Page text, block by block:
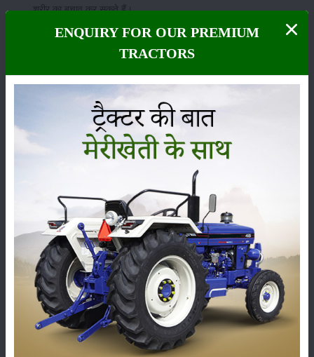
शरीर का बचाव कर सकते हैं।
जब गर्मी का मौसम आता है तो खूब तेज धूप और साथ ही साथ भयानक लू चलती
हैं। जिसकी वजह से व्यक्तियों को तेज बुखार या फिर सरदर्द जैसी विभिन्न
प्रकार की समस्या उत्पन्न हो जाती हैं। कभी-कभी लू के चपेट में आ जाने से
मृत्यु भी हो जाती है। ऐसी स्थिति में आपको कच्चे हिमसागर आम का पना बनाकर
सेवन करना चाहिए जिससे आप अपने शरीर का बचाव करें।
आंखों की रोशनी समय के साथ कम होती रहती है। परंतु यदि आप रोजाना आम
का सेवन करते हैं तो आपकी आंखों की रोशनी बढ़ती है। हिमसागर आम में मौजूद
विटामिन ए की भरपूर मात्रा होती है। जिससे हमारी आंखों की रोशनी में और
बढ़ोतरी होती है इसीलिए आप लगातार हिमसागर आम का सेवन करें।
हड्डियों को मजबूत बनाना बेहद ही जरूरी होता है। परंतु हमारे शरीर को उस
प्रकार का आहार नहीं मिल पाता जिस प्रकार से हमारे शरीर को जरूरत होती
है। हिमसागर आम में भरपूर मात्रा में आयरन मौजूद होता है, जो हमारी हड्डियों
को मजबूत बनाता है।
हिमसागर आम में एंटीकैंसर जैसे आवश्यक गुण होते हैं जो विभिन्न विभिन्न प्रकार
के कैंसर से शरीर का बचाव करते हैं।
हिमसागर आम पथरी के रोगियों के लिए बहुत उपयोगी होता है। क्योंकि इसमें
विटामिन बी मौजूद होता हैं जिससे पथरी की समस्या दूर हो जाती है।
हिमसागर आम में मौजूद फाइबर से हमारे शरीर का वजन सामान्य रहता है। तथा
बालों के लिए भी बहुत ही उपयोगी होता है, हृदय स्वस्थ रहता है।
हिमसागर आम में मौजूद एंटी-अस्थमैटिक गुण से दमा जैसे रोगों से भी बचाव होता
ENQUIRY FOR OUR PREMIUM
TRACTORS